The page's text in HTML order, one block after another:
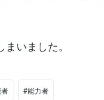
いました。
#能力者